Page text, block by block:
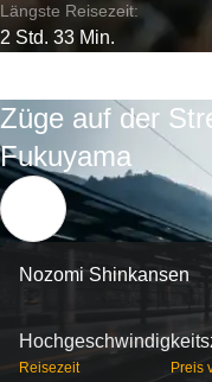
Längste Reisezeit:
2 Std. 33 Min.
Züge auf der
Fukuyama
Nozomi Shinkansen
Reisezeit Preis